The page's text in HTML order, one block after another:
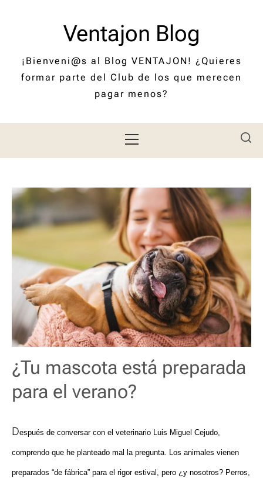
Ventajon Blog
¡Bienveni@s al Blog VENTAJON! ¿Quieres
formar parte del Club de los que merecen
pagar menos?
principal
¿Tu mascota está preparada
para el verano?
Después de conversar con el veterinario Luis Miguel Cejudo,
comprendo que he planteado mal la pregunta. Los animales vienen
preparados “de fábrica” para el rigor estival, pero ¿y nosotros? Perros,